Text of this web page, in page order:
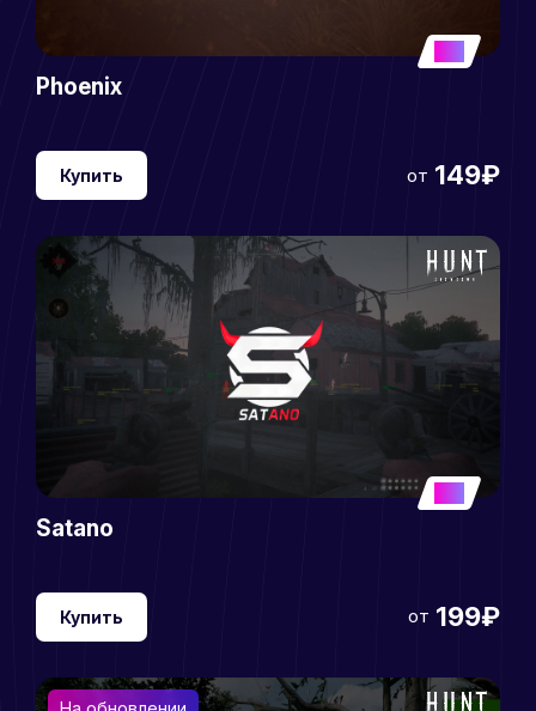
Phoenix
Купить от 149₽
Satano
Купить от 199₽